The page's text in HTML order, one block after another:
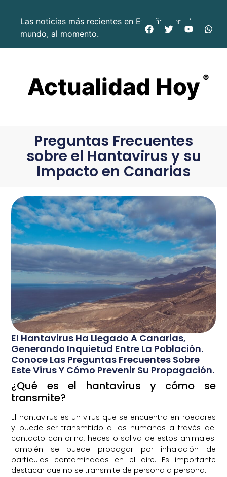
Las noticias más recientes en España y en el
mundo, al momento.
Actualidad Hoy ©
Preguntas Frecuentes
sobre el Hantavirus y su
Impacto en Canarias
El Hantavirus Ha Llegado A Canarias,
Generando Inquietud Entre La Población.
Conoce Las Preguntas Frecuentes Sobre
Este Virus Y Cómo Prevenir Su Propagación.
¿Qué es el hantavirus y cómo se
transmite?
El hantavirus es un virus que se encuentra en roedores
y puede ser transmitido a los humanos a través del
contacto con orina, heces o saliva de estos animales.
También se puede propagar por inhalación de
partículas contaminadas en el aire. Es importante
destacar que no se transmite de persona a persona.